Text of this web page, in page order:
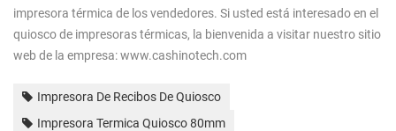
impresora térmica de los vendedores. Si usted está interesado en el
quiosco de impresoras térmicas, la bienvenida a visitar nuestro sitio
web de la empresa: www.cashinotech.com
Impresora De Recibos De Quiosco
Impresora Termica Quiosco 80mm